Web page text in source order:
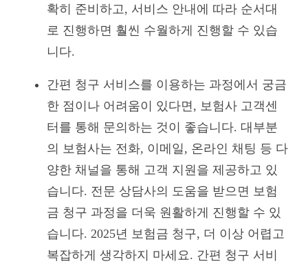
확히 준비하고, 서비스 안내에 따라 순서대
로 진행하면 훨씬 수월하게 진행할 수 있습
니다.
간편 청구 서비스를 이용하는 과정에서 궁금
한 점이나 어려움이 있다면, 보험사 고객센
터를 통해 문의하는 것이 좋습니다. 대부분
의 보험사는 전화, 이메일, 온라인 채팅 등 다
양한 채널을 통해 고객 지원을 제공하고 있
습니다. 전문 상담사의 도움을 받으면 보험
금 청구 과정을 더욱 원활하게 진행할 수 있
습니다. 2025년 보험금 청구, 더 이상 어렵고
복잡하게 생각하지 마세요. 간편 청구 서비